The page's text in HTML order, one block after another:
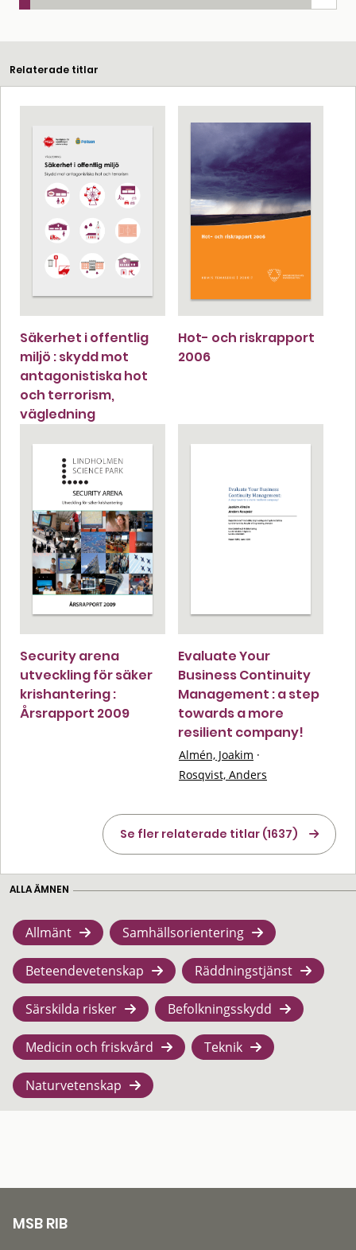
Relaterade titlar
Säkerhet i offentlig
miljö : skydd mot
antagonistiska hot
och terrorism,
vägledning
Hot- och riskrapport
2006
Security arena
utveckling för säker
krishantering :
Årsrapport 2009
Evaluate Your
Business Continuity
Management : a step
towards a more
resilient company!
Almén, Joakim ·
Rosqvist, Anders
Se fler relaterade titlar (1637)
ALLA ÄMNEN
Allmänt Samhällsorientering
Beteendevetenskap Räddningstjänst
Särskilda risker Befolkningsskydd
Medicin och friskvård Teknik
Naturvetenskap
MSB RIB